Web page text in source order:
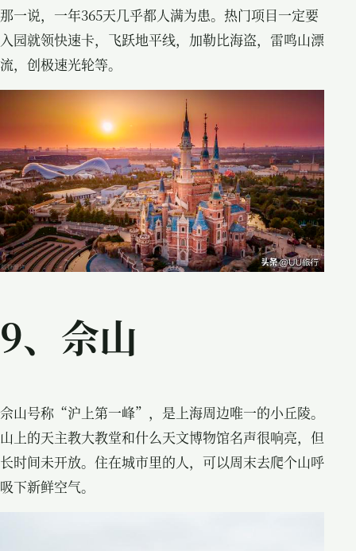
那一说，一年365天几乎都人满为患。热门项目一定要
入园就领快速卡，飞跃地平线，加勒比海盗，雷鸣山漂
流，创极速光轮等。
9、佘山
佘山号称“沪上第一峰”，是上海周边唯一的小丘陵。
山上的天主教大教堂和什么天文博物馆名声很响亮，但
长时间未开放。住在城市里的人，可以周末去爬个山呼
吸下新鲜空气。